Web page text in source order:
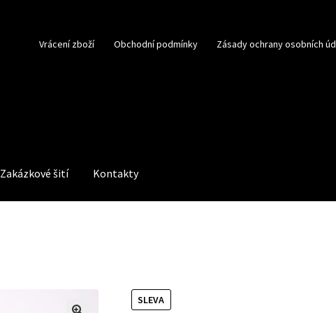
Vrácení zboží Obchodní podmínky Zásady ochrany osobních
Zakázkové šití Kontakty
SLEVA